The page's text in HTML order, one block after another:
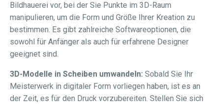
Bildhauerei vor, bei der Sie Punkte im 3D-Raum
manipulieren, um die Form und Größe Ihrer Kreation zu
bestimmen. Es gibt zahlreiche Softwareoptionen, die
sowohl für Anfänger als auch für erfahrene Designer
geeignet sind.
3D-Modelle in Scheiben umwandeln: Sobald Sie Ihr
Meisterwerk in digitaler Form vorliegen haben, ist es an
der Zeit, es für den Druck vorzubereiten. Stellen Sie sich